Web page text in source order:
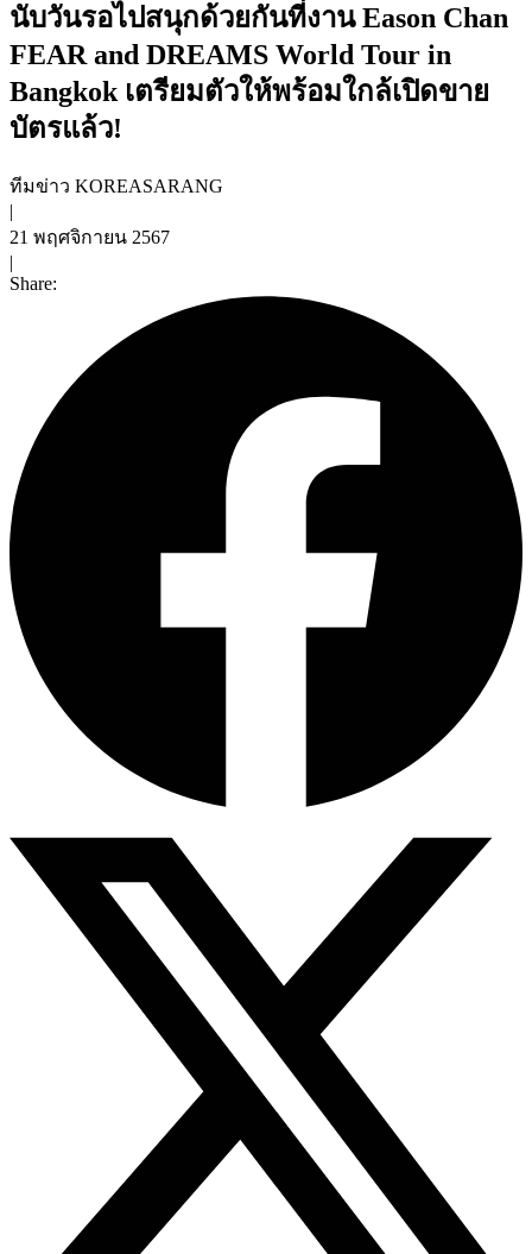
นับวันรอไปสนุกด้วยกันที่งาน Eason Chan
FEAR and DREAMS World Tour in
Bangkok เตรียมตัวให้พร้อมใกล้เปิดขาย
บัตรแล้ว!
ทีมข่าว KOREASARANG
|
21 พฤศจิกายน 2567
|
Share: